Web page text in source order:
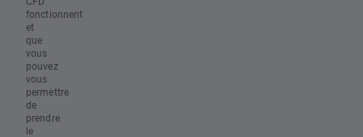
fonctionnent
et
que
vous
pouvez
vous
permettre
de
prendre
le